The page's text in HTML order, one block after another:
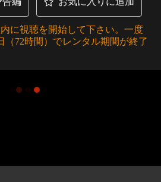
に視聴を開始して下さい。一度
（72時間）でレンタル期間が終了